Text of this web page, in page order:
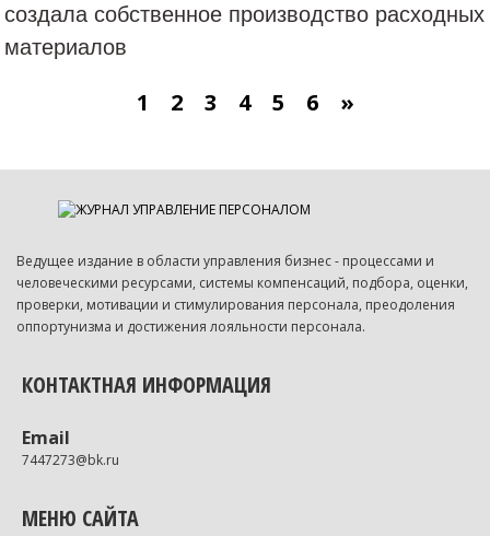
создала собственное производство расходных
материалов
1 2 3 4 5 6 »
Ведущее издание в области управления бизнес - процессами и
человеческими ресурсами, системы компенсаций, подбора, оценки,
проверки, мотивации и стимулирования персонала, преодоления
оппортунизма и достижения лояльности персонала.
КОНТАКТНАЯ ИНФОРМАЦИЯ
Email
7447273@bk.ru
МЕНЮ САЙТА